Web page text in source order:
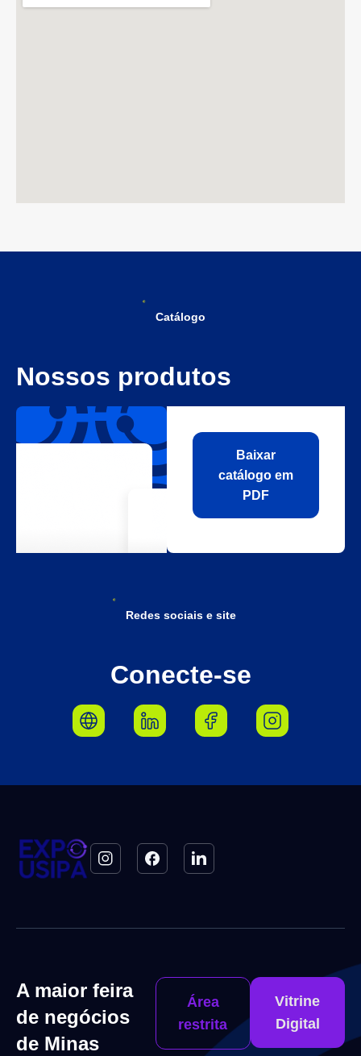
Catálogo
Nossos produtos
Baixar
catálogo em
PDF
Redes sociais e site
Conecte-se
A maior feira
de negócios
de Minas
Área
restrita
Vitrine
Digital